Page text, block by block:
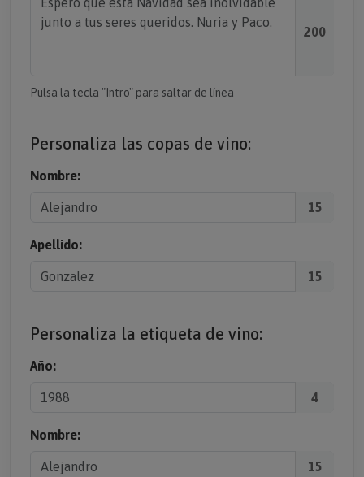
200
Pulsa la tecla "Intro" para saltar de línea
Personaliza las copas de vino:
Nombre:
15
Apellido:
15
Personaliza la etiqueta de vino:
Año:
4
Nombre:
15